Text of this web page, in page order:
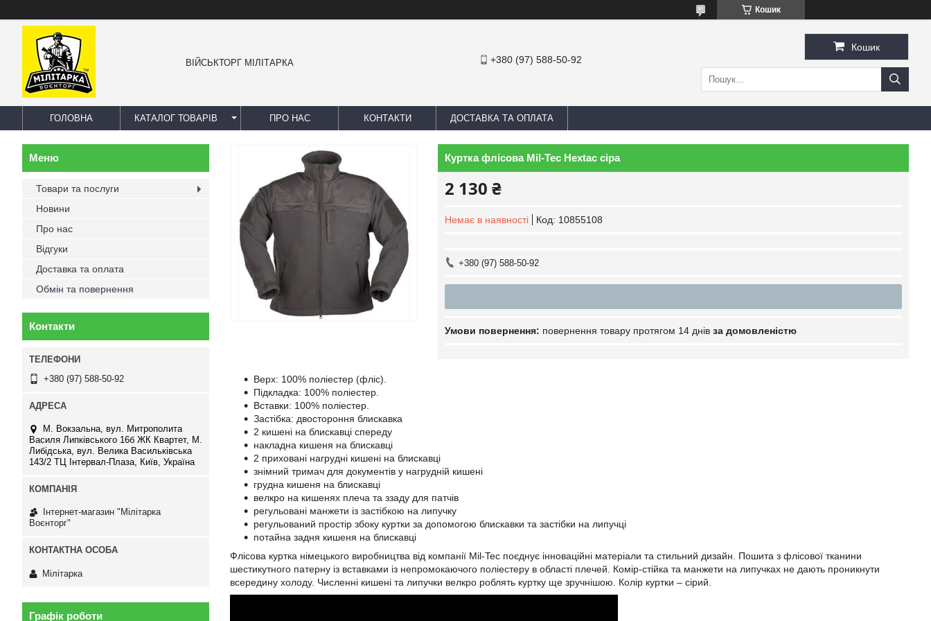
Кошик
ВІЙСЬКТОРГ МІЛІТАРКА +380 (97) 588-50-92
Кошик
ГОЛОВНА КАТАЛОГ ТОВАРІВ ПРО НАС КОНТАКТИ ДОСТАВКА ТА ОПЛАТА
Куртка флісова Mil-Tec Hextac сіра
2 130 ₴
Немає в наявності Код: 10855108
+380 (97) 588-50-92
повернення товару протягом 14 днів за домовленістю
Верх: 100% поліестер (фліс).
Підкладка: 100% поліестер.
Вставки: 100% поліестер.
Застібка: двостороння блискавка
2 кишені на блискавці спереду
накладна кишеня на блискавці
2 приховані нагрудні кишені на блискавці
знімний тримач для документів у нагрудній кишені
грудна кишеня на блискавці
велкро на кишенях плеча та ззаду для патчів
регульовані манжети із застібкою на липучку
регульований простір збоку куртки за допомогою блискавки та застібки на липучці
потайна задня кишеня на блискавці
Флісова куртка німецького виробництва від компанії Mil-Tec поєднує інноваційні матеріали та стильний дизайн. Пошита з флісової тканини
шестикутного патерну із вставками із непромокаючого поліестеру в області плечей. Комір-стійка та манжети на липучках не дають проникнути
всередину холоду. Численні кишені та липучки велкро роблять куртку ще зручнішою. Колір куртки – сірий.
Товари та послуги
Новини
Про нас
Відгуки
Доставка та оплата
Обмін та повернення
Контакти
+380 (97) 588-50-92
М. Вокзальна, вул. Митрополита
Василя Липківського 16б ЖК Квартет, М.
Либідська, вул. Велика Васильківська
143/2 ТЦ Інтервал-Плаза, Київ, Україна
Інтернет-магазин "Мілітарка
Воєнторг"
Мілітарка
Графік роботи